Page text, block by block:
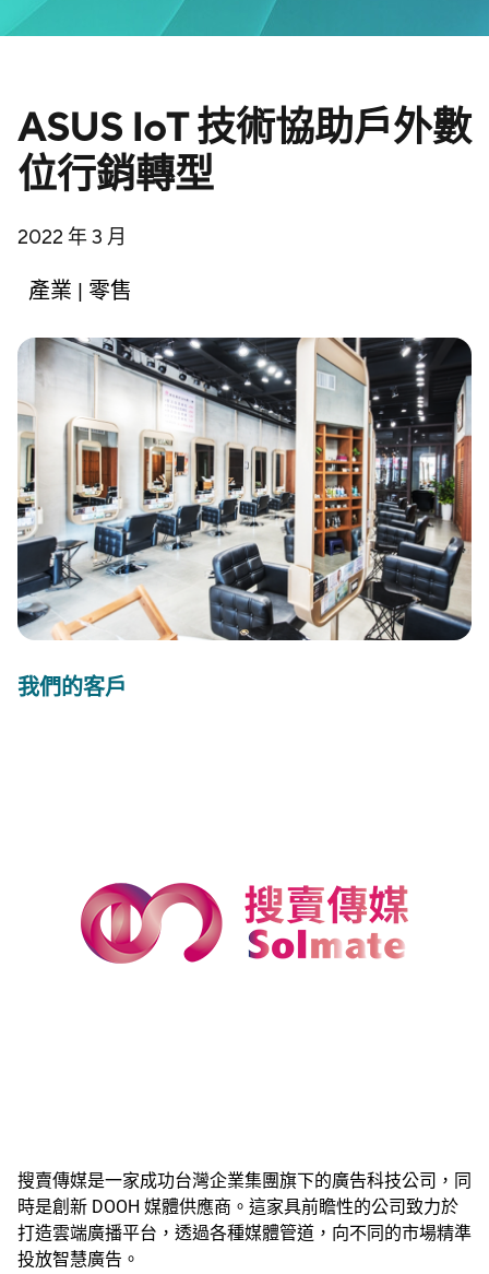
ASUS IoT 技術協助戶外數
位行銷轉型
2022 年 3 月
產業 | 零售
我們的客戶
搜賣傳媒是一家成功台灣企業集團旗下的廣告科技公司，同
時是創新 DOOH 媒體供應商。這家具前瞻性的公司致力於
打造雲端廣播平台，透過各種媒體管道，向不同的市場精準
投放智慧廣告。